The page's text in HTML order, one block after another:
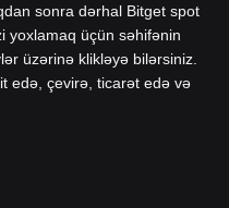
sonra dərhal Bitget spot
yoxlamaq üçün səhifənin
üzərinə klikləyə bilərsiniz.
edə, çevirə, ticarət edə və